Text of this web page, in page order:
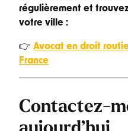
régulièrement et
votre ville :
👉 Avocat en droit
France
Contactez-